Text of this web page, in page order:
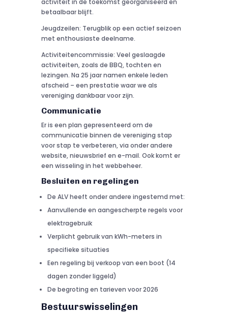
activiteit in de toekomst georganiseerd en
betaalbaar blijft.
Jeugdzeilen: Terugblik op een actief seizoen
met enthousiaste deelname.
Activiteitencommissie: Veel geslaagde
activiteiten, zoals de BBQ, tochten en
lezingen. Na 25 jaar namen enkele leden
afscheid – een prestatie waar we als
vereniging dankbaar voor zijn.
Communicatie
Er is een plan gepresenteerd om de
communicatie binnen de vereniging stap
voor stap te verbeteren, via onder andere
website, nieuwsbrief en e-mail. Ook komt er
een wisseling in het webbeheer.
Besluiten en regelingen
De ALV heeft onder andere ingestemd met:
Aanvullende en aangescherpte regels voor
elektragebruik
Verplicht gebruik van kWh-meters in
specifieke situaties
Een regeling bij verkoop van een boot (14
dagen zonder liggeld)
De begroting en tarieven voor 2026
Bestuurswisselingen